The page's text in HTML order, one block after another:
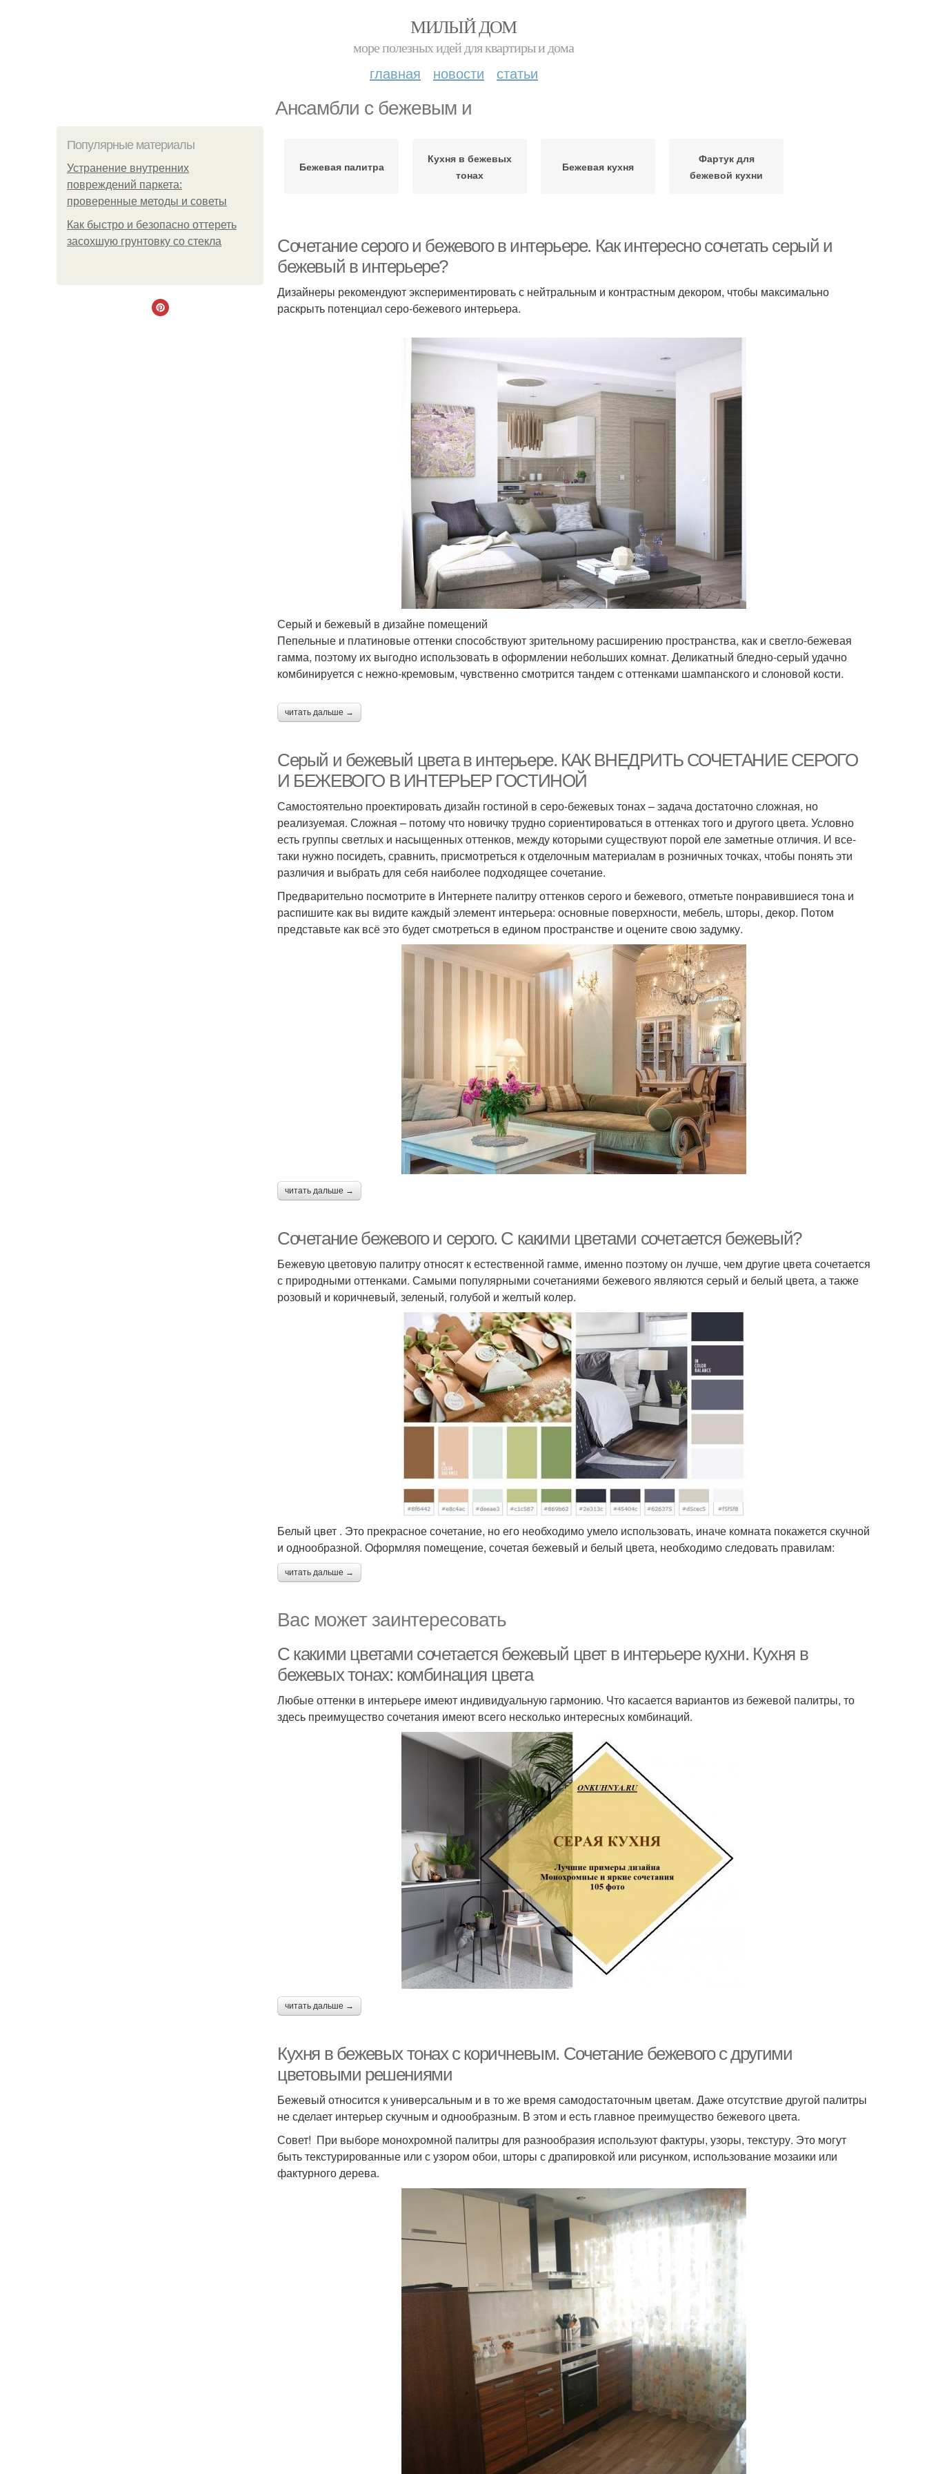
МИЛЫЙ ДОМ
море полезных идей для квартиры и дома
главная новости статьи
Ансамбли с бежевым и
Популярные материалы
Устранение внутренних
повреждений паркета:
проверенные методы и советы
Как быстро и безопасно оттереть
засохшую грунтовку со стекла
Бежевая палитра
Кухня в бежевых
тонах
Бежевая кухня
Фартук для
бежевой кухни
Сочетание серого и бежевого в интерьере. Как интересно сочетать серый и
бежевый в интерьере?
Дизайнеры рекомендуют экспериментировать с нейтральным и контрастным декором, чтобы максимально
раскрыть потенциал серо-бежевого интерьера.
Серый и бежевый в дизайне помещений
Пепельные и платиновые оттенки способствуют зрительному расширению пространства, как и светло-бежевая
гамма, поэтому их выгодно использовать в оформлении небольших комнат. Деликатный бледно-серый удачно
комбинируется с нежно-кремовым, чувственно смотрится тандем с оттенками шампанского и слоновой кости.
читать дальше →
Серый и бежевый цвета в интерьере. КАК ВНЕДРИТЬ СОЧЕТАНИЕ СЕРОГО
И БЕЖЕВОГО В ИНТЕРЬЕР ГОСТИНОЙ
Самостоятельно проектировать дизайн гостиной в серо-бежевых тонах – задача достаточно сложная, но
реализуемая. Сложная – потому что новичку трудно сориентироваться в оттенках того и другого цвета. Условно
есть группы светлых и насыщенных оттенков, между которыми существуют порой еле заметные отличия. И все-
таки нужно посидеть, сравнить, присмотреться к отделочным материалам в розничных точках, чтобы понять эти
различия и выбрать для себя наиболее подходящее сочетание.
Предварительно посмотрите в Интернете палитру оттенков серого и бежевого, отметьте понравившиеся тона и
распишите как вы видите каждый элемент интерьера: основные поверхности, мебель, шторы, декор. Потом
представьте как всё это будет смотреться в едином пространстве и оцените свою задумку.
читать дальше →
Сочетание бежевого и серого. С какими цветами сочетается бежевый?
Бежевую цветовую палитру относят к естественной гамме, именно поэтому он лучше, чем другие цвета сочетается
с природными оттенками. Самыми популярными сочетаниями бежевого являются серый и белый цвета, а также
розовый и коричневый, зеленый, голубой и желтый колер.
Белый цвет . Это прекрасное сочетание, но его необходимо умело использовать, иначе комната покажется скучной
и однообразной. Оформляя помещение, сочетая бежевый и белый цвета, необходимо следовать правилам:
читать дальше →
Вас может заинтересовать
С какими цветами сочетается бежевый цвет в интерьере кухни. Кухня в
бежевых тонах: комбинация цвета
Любые оттенки в интерьере имеют индивидуальную гармонию. Что касается вариантов из бежевой палитры, то
здесь преимущество сочетания имеют всего несколько интересных комбинаций.
читать дальше →
Кухня в бежевых тонах с коричневым. Сочетание бежевого с другими
цветовыми решениями
Бежевый относится к универсальным и в то же время самодостаточным цветам. Даже отсутствие другой палитры
не сделает интерьер скучным и однообразным. В этом и есть главное преимущество бежевого цвета.
Совет! При выборе монохромной палитры для разнообразия используют фактуры, узоры, текстуру. Это могут
быть текстурированные или с узором обои, шторы с драпировкой или рисунком, использование мозаики или
фактурного дерева.